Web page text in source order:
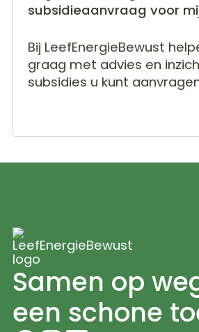
subsidieaanvraag voor
Bij LeefEnergieBewust
graag met advies en
subsidies u kunt
Samen op
een schone